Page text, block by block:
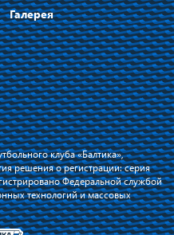
Галерея
клуба «Балтика»,
решения о регистрации: серия
Федеральной службой
технологий и массовых